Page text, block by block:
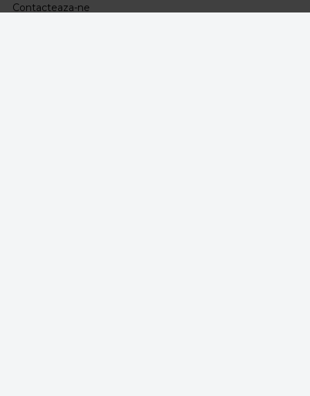
Contacteaza-ne